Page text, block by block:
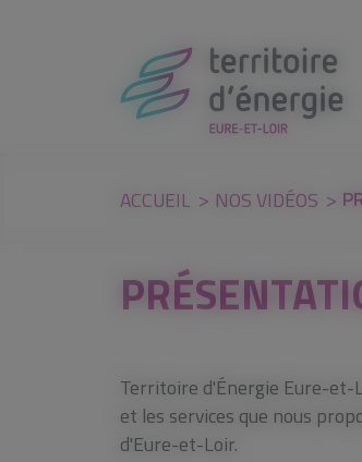
ACCUEIL NOS VIDÉOS
Territoire d'Énergie Eure-et-
et les services que nous
d'Eure-et-Loir.